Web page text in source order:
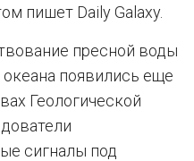
пишет Daily Galaxy.
пресной воды
появились еще
Геологической
сигналы под